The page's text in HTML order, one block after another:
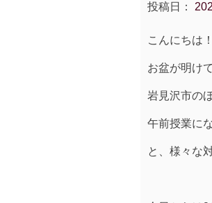
投稿日：
こんにちは
お盆が明け
岩見沢市の
午前授業に
と、様々な